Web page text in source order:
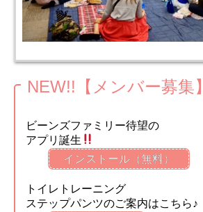
NEW!!【メンバー募集】
ビーンズファミリー待望の
アプリ誕生
インストール（無料）
トイレトレーニング
ステップパンツのご案内はこちら♪